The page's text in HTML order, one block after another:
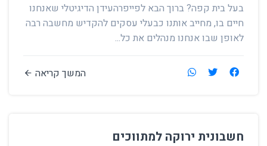
בעל בית קפה? ברוך הבא לפייפרהעידן הדיגיטלי שאנחנו
חיים בו, מחייב אותנו כבעלי עסקים להקדיש מחשבה רבה
לאופן שבו אנחנו מנהלים את כל...
המשך קריאה
חשבונית ירוקה למתווכים